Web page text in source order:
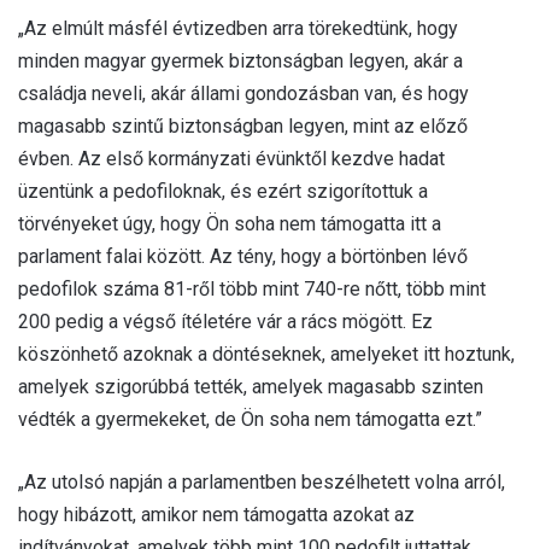
„Az elmúlt másfél évtizedben arra törekedtünk, hogy
minden magyar gyermek biztonságban legyen, akár a
családja neveli, akár állami gondozásban van, és hogy
magasabb szintű biztonságban legyen, mint az előző
évben. Az első kormányzati évünktől kezdve hadat
üzentünk a pedofiloknak, és ezért szigorítottuk a
törvényeket úgy, hogy Ön soha nem támogatta itt a
parlament falai között. Az tény, hogy a börtönben lévő
pedofilok száma 81-ről több mint 740-re nőtt, több mint
200 pedig a végső ítéletére vár a rács mögött. Ez
köszönhető azoknak a döntéseknek, amelyeket itt hoztunk,
amelyek szigorúbbá tették, amelyek magasabb szinten
védték a gyermekeket, de Ön soha nem támogatta ezt.”
„Az utolsó napján a parlamentben beszélhetett volna arról,
hogy hibázott, amikor nem támogatta azokat az